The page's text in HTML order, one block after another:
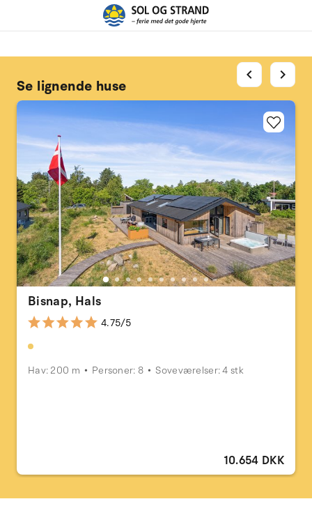
Se lignende huse
Bisnap, Hals
4.75/5
Hav: 200 m Personer: 8 Soveværelser: 4 stk
10.654 DKK
chevron_left chevron_right